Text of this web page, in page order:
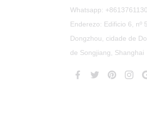
Whatsapp:
Enderezo: Edificio 6, nº
Dongzhou, cidade de
de Songjiang, Shanghai